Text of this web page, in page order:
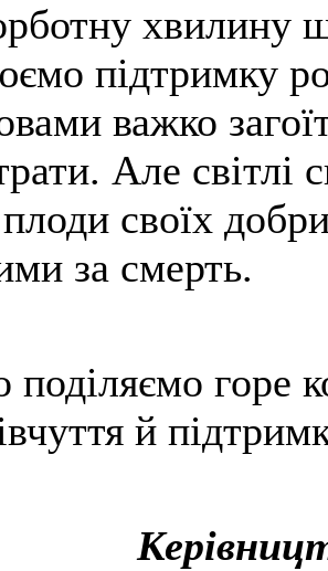
хвилину
підтримку
важко
Але
своїх
за смерть.
горе
й